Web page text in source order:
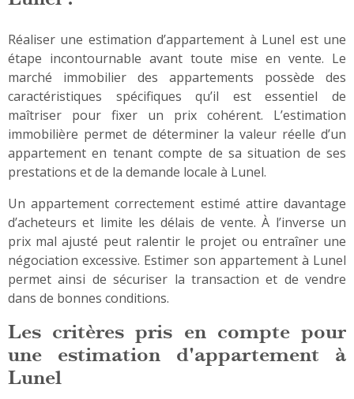
Réaliser une estimation d’appartement à Lunel est une
étape incontournable avant toute mise en vente. Le
marché immobilier des appartements possède des
caractéristiques spécifiques qu’il est essentiel de
maîtriser pour fixer un prix cohérent. L’estimation
immobilière permet de déterminer la valeur réelle d’un
appartement en tenant compte de sa situation de ses
prestations et de la demande locale à Lunel.
Un appartement correctement estimé attire davantage
d’acheteurs et limite les délais de vente. À l’inverse un
prix mal ajusté peut ralentir le projet ou entraîner une
négociation excessive. Estimer son appartement à Lunel
permet ainsi de sécuriser la transaction et de vendre
dans de bonnes conditions.
Les critères pris en compte pour
une estimation d'appartement à
Lunel